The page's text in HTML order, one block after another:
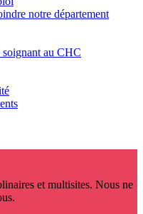
notre département
au CHC
et multisites. Nous ne